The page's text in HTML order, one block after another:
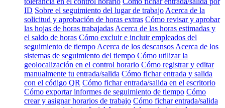
ID Sobre el seguimiento del lugar de trabajo Acerca de la
solicitud y aprobación de horas extras Cómo revisar y aprobar
las hojas de horas trabajadas Acerca de las horas estimadas y
el saldo de horas Cómo excluir e incluir empleados del
seguimiento de tiempo Acerca de los descansos Acerca de los
sistemas de seguimiento del tiempo Cómo utilizar la
geolocalización en el control horario Cómo registrar y editar
manualmente tu entrada/salida Cómo fichar entrada y salida
con el código QR Cómo fichar entrada/salida en el escritorio
Cómo exportar informes de seguimiento de tiempo Cómo
crear y asignar horarios de trabajo Cómo fichar entrada/salida